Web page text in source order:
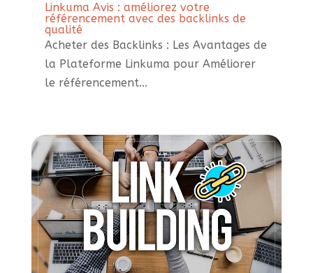
Linkuma Avis : améliorez votre
référencement avec des backlinks de
qualité
Acheter des Backlinks : Les Avantages de
la Plateforme Linkuma pour Améliorer
le référencement...